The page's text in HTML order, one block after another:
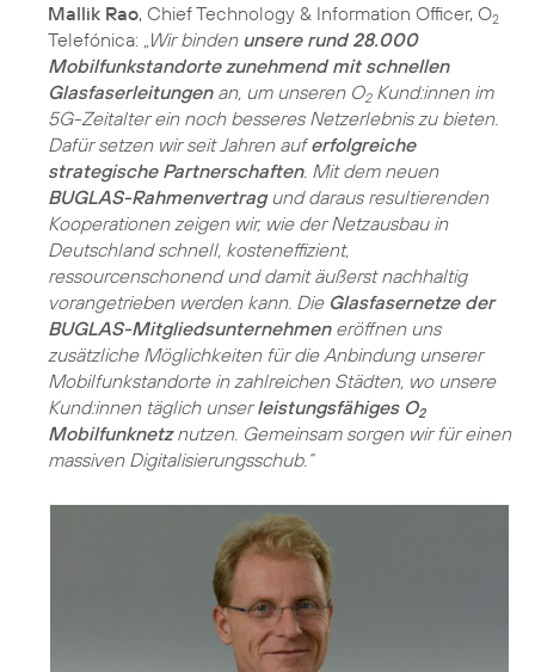
Mallik Rao, Chief Technology & Information Officer, O2
Telefónica: „Wir binden unsere rund 28.000
Mobilfunkstandorte zunehmend mit schnellen
Glasfaserleitungenan, um unseren O2Kund:innen im
5G-Zeitalter ein noch besseres Netzerlebnis zu bieten.
Dafür setzen wir seit Jahren auferfolgreiche
strategische Partnerschaften. Mit dem neuen
BUGLAS-Rahmenvertragund daraus resultierenden
Kooperationen zeigen wir, wie der Netzausbau in
Deutschland schnell, kosteneffizient,
ressourcenschonend und damit äußerst nachhaltig
vorangetrieben werden kann. Die Glasfasernetze der
BUGLAS-Mitgliedsunternehmeneröffnen uns
zusätzliche Möglichkeiten für die Anbindung unserer
Mobilfunkstandorte in zahlreichen Städten, wo unsere
Kund:innen täglich unserleistungsfähiges O2
Mobilfunknetznutzen. Gemeinsam sorgen wir für einen
massiven Digitalisierungsschub.“